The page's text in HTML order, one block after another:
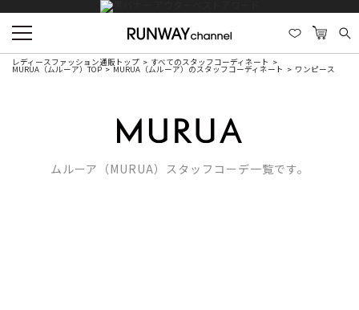
レディースファッション通販トップ すべてのスタッフコーディネート
MURUA（ムルーア）TOP MURUA（ムルーア）のスタッフコーディネート ワンピース
ムルーア（MURUA）スタッフコーデ一覧です。